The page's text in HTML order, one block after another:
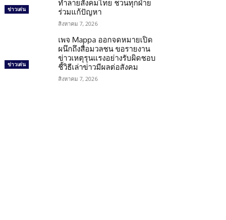
ข่าวเด่น
ทำลายสังคมไทย ชวนทุกฝ่าย
ร่วมแก้ปัญหา
สิงหาคม 7, 2026
ข่าวเด่น
เพจ Mappa ออกจดหมายเปิด
ผนึกถึงสื่อมวลชน ขอรายงาน
ข่าวเหตุรุนแรงอย่างรับผิดชอบ
ชี้วิธีเล่าข่าวมีผลต่อสังคม
สิงหาคม 7, 2026